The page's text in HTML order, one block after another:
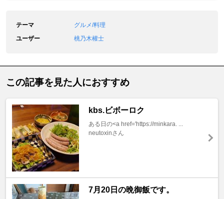
テーマ
グルメ/料理
ユーザー
桃乃木權士
この記事を見た人におすすめ
kbs.ビボーロク
ある日の<a href='https://minkara. ...
neutoxinさん
7月20日の晩御飯です。